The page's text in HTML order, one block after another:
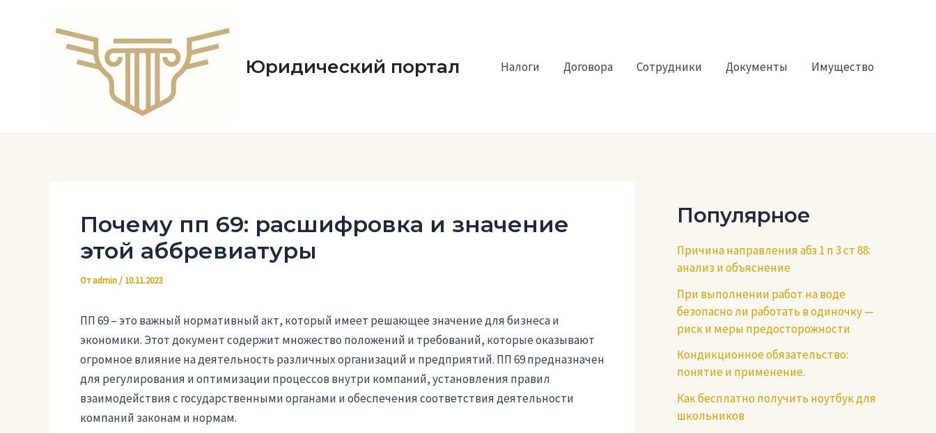
содержимому
Юридический портал Налоги Договора Сотрудники Документы Имущество
Почему пп 69: расшифровка и значение
этой аббревиатуры
Отadmin/ 10.11.2023
ПП 69 – это важный нормативный акт, который имеет решающее значение для бизнеса и
экономики. Этот документ содержит множество положений и требований, которые оказывают
огромное влияние на деятельность различных организаций и предприятий. ПП 69 предназначен
для регулирования и оптимизации процессов внутри компаний, установления правил
взаимодействия с государственными органами и обеспечения соответствия деятельности
компаний законам и нормам.
Популярное
Причина направления абз 1 п 3 ст 88:
анализ и объяснение
При выполнении работ на воде
безопасно ли работать в одиночку —
риск и меры предосторожности
Кондикционное обязательство:
понятие и применение.
Как бесплатно получить ноутбук для
школьников